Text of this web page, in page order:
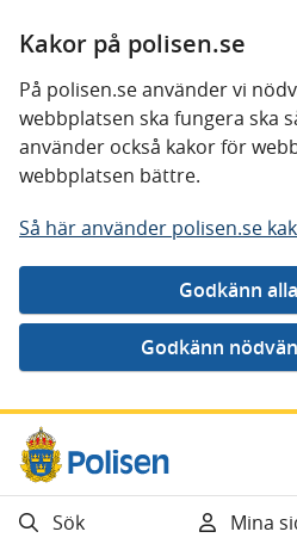
Kakor på polisen.se
På polisen.se använder vi
webbplatsen ska fungera ska
använder också kakor för
webbplatsen bättre.
Så här använder polisen.se
Gå direkt till innehåll
Sök Mina